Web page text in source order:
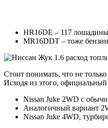
HR16DE – 117
MR16DDT – тоже
Стоит понимать, что не
Исходя из этого, официальный
Nissan Juke 2WD с
Аналогичный вариант
Nissan Juke 4WD,